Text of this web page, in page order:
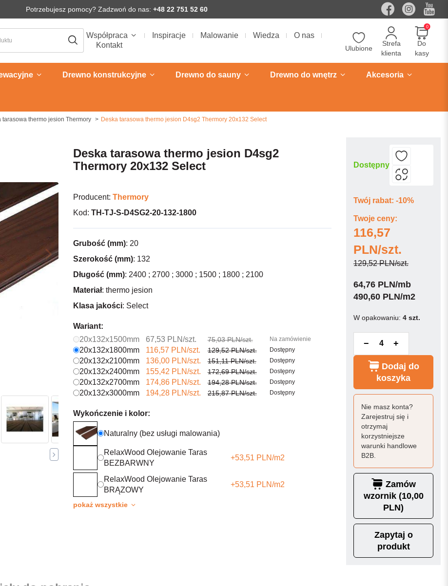
Potrzebujesz pomocy? Zadzwoń do nas: +48 22 751 52 60
Współpraca Inspiracje Malowanie Wiedza
O nas
Kontakt
Ulubione
Strefa
klienta
0
Do
kasy
Drewno konstrukcyjne Drewno do sauny Drewno do wnętrz Akcesoria
tarasowa thermo jesion Thermory Deska tarasowa thermo jesion D4sg2 Thermory 20x132 Select
Deska tarasowa thermo jesion D4sg2
Thermory 20x132 Select
Producent: Thermory
Kod: TH-TJ-S-D4SG2-20-132-1800
Grubość (mm): 20
Szerokość (mm): 132
Długość (mm): 2400 ; 2700 ; 3000 ; 1500 ; 1800 ; 2100
Materiał: thermo jesion
Klasa jakości: Select
Wariant:
20x132x1500mm
67,53 PLN/szt. 75,03 PLN/szt. Na zamówienie
20x132x1800mm 116,57 PLN/szt. 129,52 PLN/szt. Dostępny
20x132x2100mm 136,00 PLN/szt. 151,11 PLN/szt. Dostępny
20x132x2400mm 155,42 PLN/szt. 172,69 PLN/szt. Dostępny
20x132x2700mm 174,86 PLN/szt. 194,28 PLN/szt. Dostępny
20x132x3000mm 194,28 PLN/szt. 215,87 PLN/szt. Dostępny
Wykończenie i kolor:
Naturalny (bez usługi malowania)
RelaxWood Olejowanie Taras
BEZBARWNY
+53,51 PLN/m2
RelaxWood Olejowanie Taras
BRĄZOWY
+53,51 PLN/m2
pokaż wszystkie
Dostępny
Twój rabat: -10%
Twoje ceny:
116,57
PLN/szt.
129,52 PLN/szt.
64,76 PLN/mb
490,60 PLN/m2
W opakowaniu: 4 szt.
− +
Dodaj do
koszyka
Nie masz konta?
Zarejestruj się i
otrzymaj
korzystniejsze
warunki handlowe
B2B.
Zamów
wzornik (10,00
PLN)
Zapytaj o
produkt